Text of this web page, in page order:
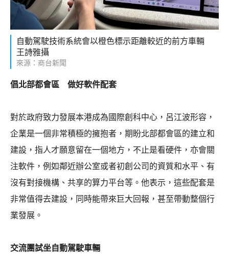
自動駕駛技術系統會以橙色標示距離較近的前方車輛
王詩雅攝
來源：商台新聞
倡北部都會區 做好軟件配套
對於政府致力發展本港成為國際創科中心，呂江波形容，
企業是一個非常積極的擁抱者，期盼北部都會區的建立和
建設，指人才願意留在一個地方，不止是看硬件，亦會關
注軟件，例如鄰近辦公室或者初創公司的資質和水平、有
沒有對接機構、共享的算力平台等。他表示，這些配套是
非常值得去建設，同時能帶來巨大回報，甚至帶動整個行
業發展。
交流團試坐自動駕駛車輛